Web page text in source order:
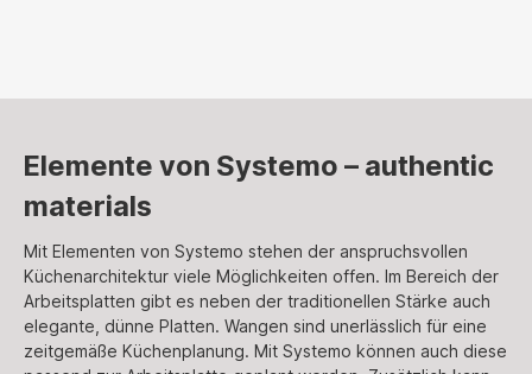
Elemente von Systemo – authentic
materials
Mit Elementen von Systemo stehen der anspruchsvollen
Küchenarchitektur viele Möglichkeiten offen. Im Bereich der
Arbeitsplatten gibt es neben der traditionellen Stärke auch
elegante, dünne Platten. Wangen sind unerlässlich für eine
zeitgemäße Küchenplanung. Mit Systemo können auch diese